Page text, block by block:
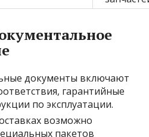
документы включают
гарантийные
по эксплуатации.
возможно
пакетов